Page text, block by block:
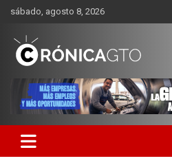
Saltar
contenido
sábado, agosto 8, 2026
CRONICA